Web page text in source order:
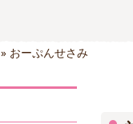
» おーぷんせさみ